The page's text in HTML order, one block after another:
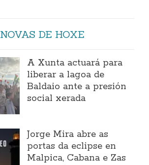
NOVAS DE HOXE
A Xunta actuará para
liberar a lagoa de
Baldaio ante a presión
social xerada
Jorge Mira abre as
portas da eclipse en
Malpica, Cabana e Zas